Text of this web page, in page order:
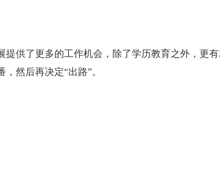
供了更多的工作机会，除了学历教育之外，更
，然后再决定“出路”。